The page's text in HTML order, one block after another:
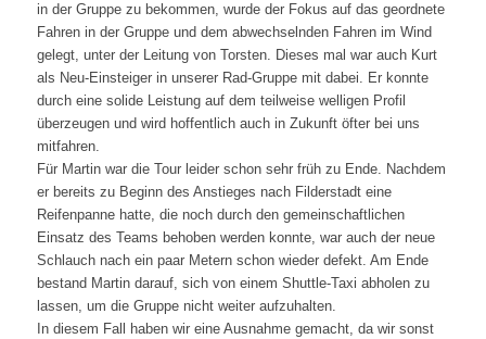
in der Gruppe zu bekommen, wurde der Fokus auf das geordnete
Fahren in der Gruppe und dem abwechselnden Fahren im Wind
gelegt, unter der Leitung von Torsten. Dieses mal war auch Kurt
als Neu-Einsteiger in unserer Rad-Gruppe mit dabei. Er konnte
durch eine solide Leistung auf dem teilweise welligen Profil
überzeugen und wird hoffentlich auch in Zukunft öfter bei uns
mitfahren.
Für Martin war die Tour leider schon sehr früh zu Ende. Nachdem
er bereits zu Beginn des Anstieges nach Filderstadt eine
Reifenpanne hatte, die noch durch den gemeinschaftlichen
Einsatz des Teams behoben werden konnte, war auch der neue
Schlauch nach ein paar Metern schon wieder defekt. Am Ende
bestand Martin darauf, sich von einem Shuttle-Taxi abholen zu
lassen, um die Gruppe nicht weiter aufzuhalten.
In diesem Fall haben wir eine Ausnahme gemacht, da wir sonst